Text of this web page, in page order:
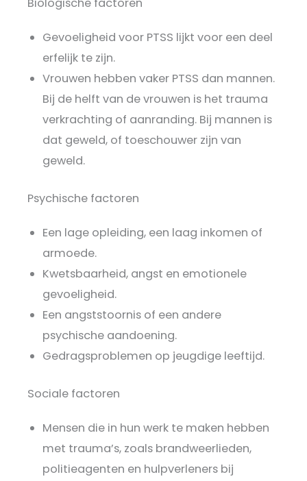
Gevoeligheid voor PTSS lijkt voor een deel
erfelijk te zijn.
Vrouwen hebben vaker PTSS dan mannen.
Bij de helft van de vrouwen is het trauma
verkrachting of aanranding. Bij mannen is
dat geweld, of toeschouwer zijn van
geweld.
Psychische factoren
Een lage opleiding, een laag inkomen of
armoede.
Kwetsbaarheid, angst en emotionele
gevoeligheid.
Een angststoornis of een andere
psychische aandoening.
Gedragsproblemen op jeugdige leeftijd.
Sociale factoren
Mensen die in hun werk te maken hebben
met trauma’s, zoals brandweerlieden,
politieagenten en hulpverleners bij